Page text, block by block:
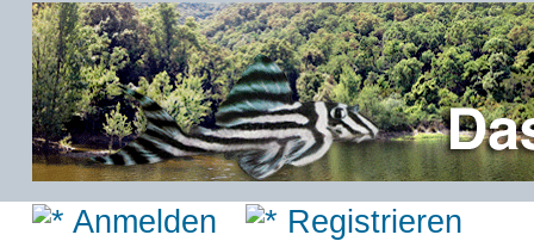
Anmelden Registrieren